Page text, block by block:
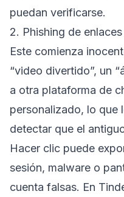
puedan verificarse.
2. Phishing de
Este comienza
“video divertido”, un
a otra plataforma de
personalizado, lo que
detectar que el
Hacer clic puede
sesión, malware o
cuenta falsas. En